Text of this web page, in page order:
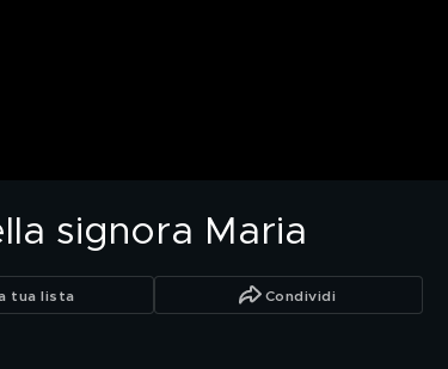
signora Maria
tua lista Condividi